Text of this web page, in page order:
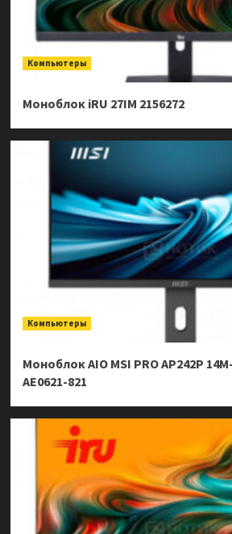
Компьютеры
Моноблок iRU 27IM 2156272
Компьютеры
Моноблок AIO MSI PRO AP242P
AE0621-821